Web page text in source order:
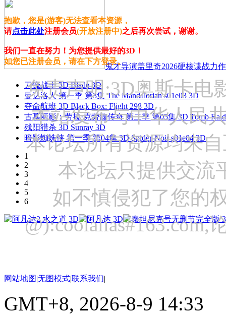
鬼才导演盖里奇2026硬核谍战力
刀锋战士 3D Blade 3D
曼达洛人 第一季 第3集 The Mandalorian s01e03 3D
夺命航班 3D Black Box: Flight 298 3D
古墓丽影：劳拉·克劳馥传奇 第二季 第05集 3D Tomb
残阳猎杀 3D Sunray 3D
暗影蜘蛛侠 第一季 第04集 3D Spider-Noir s01e04 3D
1
2
3
4
5
6
抱歉，您是(游客)无法查看本资源，
请点击此处注册会员(开放注册中)之后再次尝试，谢谢。
我们一直在努力！为您提供最好的3D！
如您已注册会员，请在下方登录。
免责声明:3D奥斯卡电
本站发布与中华人民
本论坛所有资源均来
本论坛只提供交流
如不慎侵犯了您的
网站地图|无图模式|联系我们|
GMT+8, 2026-8-9 14:33